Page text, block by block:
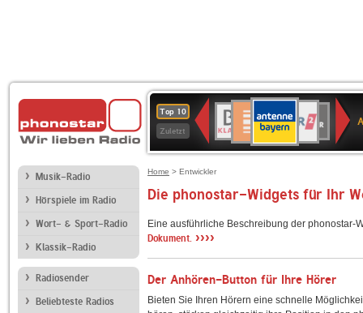
Top 10
Zuletzt
Deutschlandfunk
80er
90er
OLDIE
ANTENNE
SWR3
WDR
4
BR-
KLASSIK
Deutschlandfunk
KulturBAYERN
2
SWR
Kultur
NDR
2
Musik-Radio
Hörspiele im Radio
Wort- & Sport-Radio
Klassik-Radio
Radiosender
Beliebteste Radios
Home > Entwickler
Die phonostar-Widgets für Ihr
Eine ausführliche Beschreibung der
Dokument. ››››
Der Anhören-Button für Ihre Hörer
Bieten Sie Ihren Hörern eine schnelle